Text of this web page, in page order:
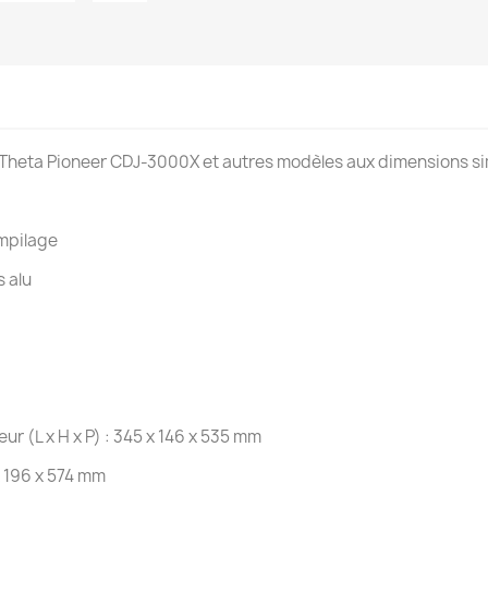
Pioneer CDJ-3000X et autres modèles aux dimensions
alu
(L x H x P) : 345 x 146 x 535 mm
x 574 mm